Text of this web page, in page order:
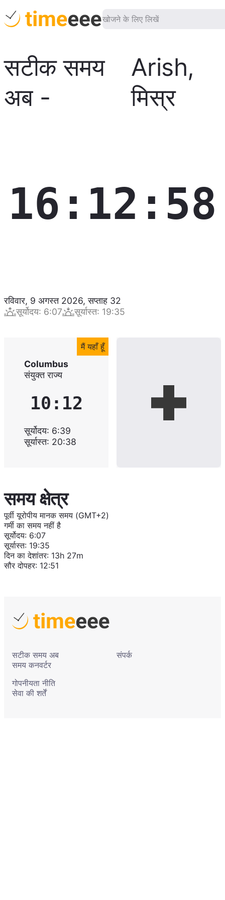
सटीक समय
अब-
Arish,
मिस्र
16:12:59
रविवार, 9 अगस्त 2026,सप्ताह 32
सूर्योदय: 6:07 सूर्यास्त: 19:35
मैं यहाँ हूँ
Columbus
संयुक्त राज्य
10:12
सूर्योदय: 6:39
सूर्यास्त: 20:38
समय क्षेत्र
पूर्वी यूरोपीय मानक समय (GMT+2)
गर्मी का समय नहीं है
सूर्योदय: 6:07
सूर्यास्त: 19:35
दिन का देशांतर: 13h 27m
सौर दोपहर: 12:51
सटीक समय अब
समय कनवर्टर
संपर्क
गोपनीयता नीति
सेवा की शर्तें